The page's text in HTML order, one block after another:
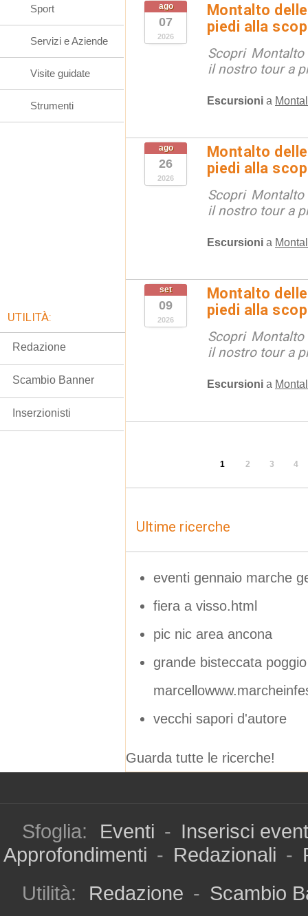
ago
07
2026
Montalto
piedi alla
Scopri
il nostro tour a
Escursioni a
ago
26
2026
Montalto
piedi alla
Scopri
il nostro tour a
Escursioni a
set
09
2026
Montalto
piedi alla
Scopri
il nostro tour a
Escursioni a
1 2 3 4
Ultime ricerche
eventi gennaio marche
fiera a visso.html
pic nic area ancona
grande bisteccata
vecchi sapori d'autore
Guarda tutte le ricerche!
Sport
Servizi e Aziende
Visite guidate
Strumenti
UTILITÀ:
Redazione
Scambio Banner
Inserzionisti
Sfoglia: Eventi - Inserisci
Approfondimenti - Redazionali -
Utilità:
Redazione - Scambio